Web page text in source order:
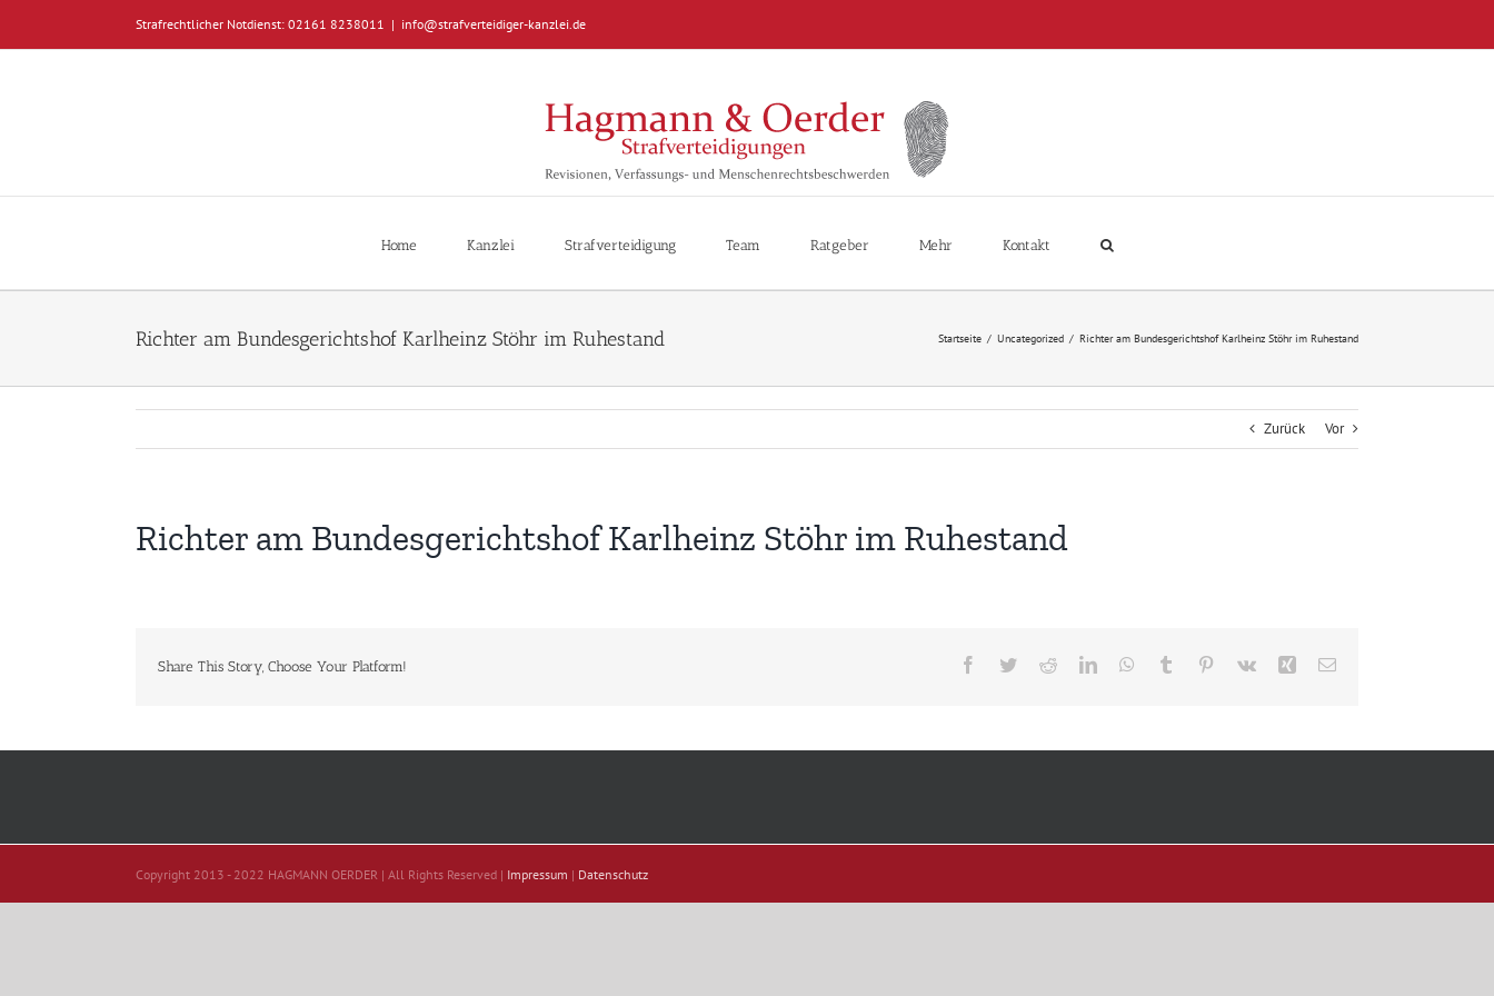
springen
Strafrechtlicher Notdienst: 02161 8238011 | info@strafverteidiger-kanzlei.de
Home Kanzlei Strafverteidigung Team Ratgeber Mehr Kontakt
Richter am Bundesgerichtshof Karlheinz Stöhr im Ruhestand Startseite / Uncategorized / Richter am Bundesgerichtshof Karlheinz Stöhr im Ruhestand
Zurück Vor
Richter am Bundesgerichtshof Karlheinz Stöhr im Ruhestand
Share This Story, Choose Your Platform! Facebook
TwitterRedditLinkedInWhatsApp
Tumblr Pinterest
Vk Xing E-
Copyright 2013 - 2022 HAGMANN OERDER | All Rights Reserved | Impressum | Datenschutz